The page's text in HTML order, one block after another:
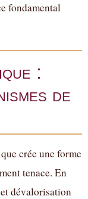
fondamental
:
de
crée une forme
tenace. En
dévalorisation